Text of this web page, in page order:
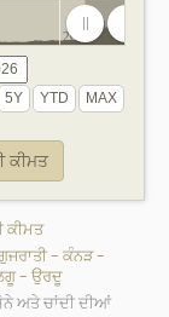
2025
ਕੀਮਤ
ਕੀਮਤ
- ਕੰਨੜ-
- ਉਰਦੂ
ਅਤੇ ਚਾਂਦੀ ਦੀਆਂ